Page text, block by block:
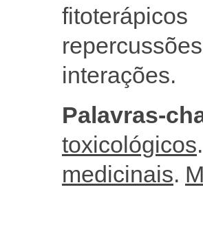
interações.
Palavras-
toxicológicos.
medicinais.